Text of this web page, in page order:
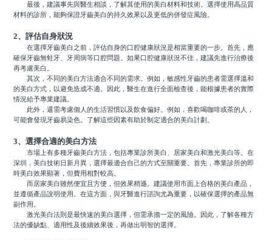
最後，建議事先與醫生相談，了解其使用的美白材料和技術。選擇使用高品質
材料的診所，能夠保證牙齒美白的持久效果以及更低的併發症風險。
2、評估自身狀況
在選擇牙齒美白之前，評估自身的口腔健康狀況是相當重要的一步。首先，應
確保牙齒無蛀牙、牙周病等口腔問題。如果口腔健康狀況不佳，建議先進行治療後
再考慮美白。
其次，不同的美白方法適合不同的需求。例如，敏感性牙齒的患者需選擇溫和
的美白方式，以避免造成不適。因此，醫生在進行全面檢查後，能根據患者的實際
情況給予專業建議。
此外，還需考慮個人的生活習慣以及飲食偏好。例如，喜歡喝咖啡或茶的人，
可能會發現牙齒易染色。了解這些因素有助於制定適合的美白計劃。
3、選擇合適的美白方法
市場上有多種牙齒美白方法，包括專業診所美白、居家美白和激光美白等。在
深圳，美白技術日新月異，選擇最適合自己的方式至關重要。首先，專業診所的即
時美白效果顯著，但費用相對較高。
而居家美白雖然便宜且方便，但效果稍遜。建議使用市面上合格的美白產品，
並遵循產品說明使用。在這方面，與牙醫進行諮詢尤為重要，以確保選擇的產品無
副作用。
激光美白法則是最快速的美白選擇，但需承擔一定的風險。因此，了解各種方
法的優缺點、適用性及後續效果後，再做出明智的選擇。